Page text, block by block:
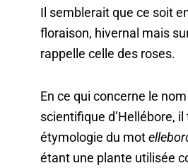
Il semblerait que ce soit
floraison, hivernal mais
rappelle celle des roses.
En ce qui concerne le
scientifique d’Hellébore,
étymologie du mot
étant une plante utilisée